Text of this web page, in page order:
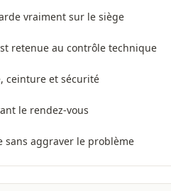
vraiment sur le siège
retenue au contrôle technique
ceinture et sécurité
le rendez-vous
sans aggraver le problème